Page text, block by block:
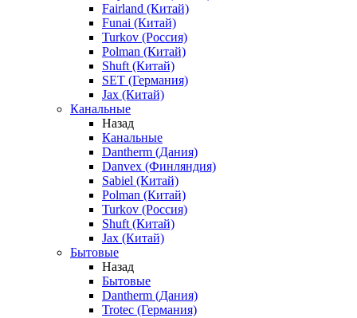
Fairland (Китай)
Funai (Китай)
Turkov (Россия)
Polman (Китай)
Shuft (Китай)
SET (Германия)
Jax (Китай)
Канальные
Назад
Канальные
Dantherm (Дания)
Danvex (Финляндия)
Sabiel (Китай)
Polman (Китай)
Turkov (Россия)
Shuft (Китай)
Jax (Китай)
Бытовые
Назад
Бытовые
Dantherm (Дания)
Trotec (Германия)